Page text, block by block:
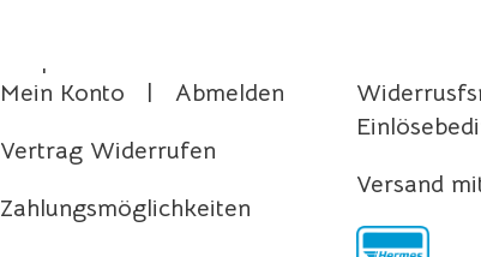
der
Produktseite
Mein Konto | Abmelden
Vertrag Widerrufen
Zahlungsmöglichkeiten
Versand